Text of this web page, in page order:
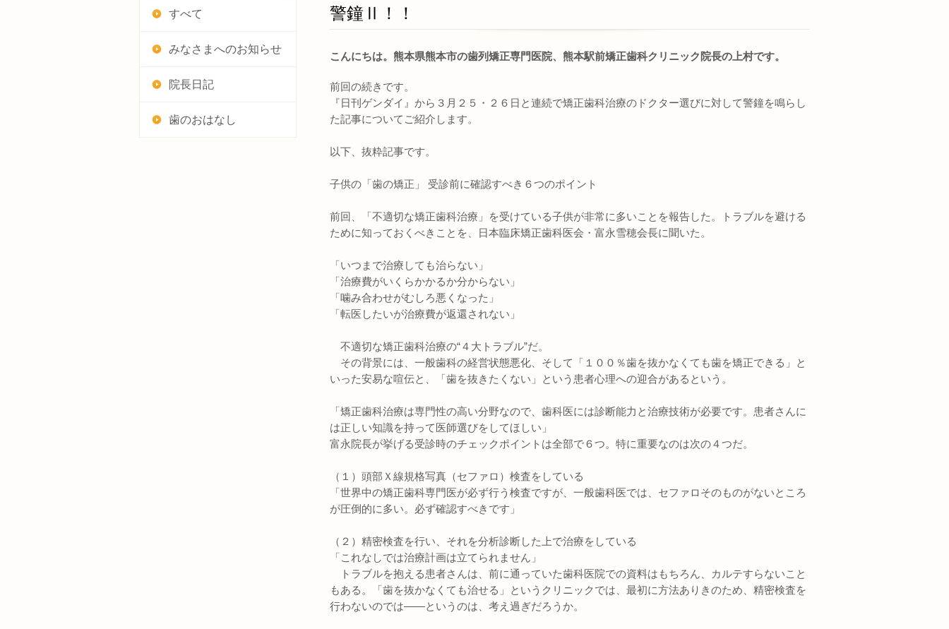
すべて
みなさまへのお知らせ
院長日記
歯のおはなし
警鐘Ⅱ！！
こんにちは。熊本県熊本市の歯列矯正専門医院、熊本駅前矯正歯科クリニック院長の上村です。
前回の続きです。
『日刊ゲンダイ』から３月２５・２６日と連続で矯正歯科治療のドクター選びに対して警鐘を鳴らし
た記事についてご紹介します。
以下、抜粋記事です。
子供の「歯の矯正」 受診前に確認すべき６つのポイント
前回、「不適切な矯正歯科治療」を受けている子供が非常に多いことを報告した。トラブルを避ける
ために知っておくべきことを、日本臨床矯正歯科医会・富永雪穂会長に聞いた。
「いつまで治療しても治らない」
「治療費がいくらかかるか分からない」
「噛み合わせがむしろ悪くなった」
「転医したいが治療費が返還されない」
不適切な矯正歯科治療の“４大トラブル”だ。
その背景には、一般歯科の経営状態悪化、そして「１００％歯を抜かなくても歯を矯正できる」と
いった安易な喧伝と、「歯を抜きたくない」という患者心理への迎合があるという。
「矯正歯科治療は専門性の高い分野なので、歯科医には診断能力と治療技術が必要です。患者さんに
は正しい知識を持って医師選びをしてほしい」
富永院長が挙げる受診時のチェックポイントは全部で６つ。特に重要なのは次の４つだ。
（１）頭部Ｘ線規格写真（セファロ）検査をしている
「世界中の矯正歯科専門医が必ず行う検査ですが、一般歯科医では、セファロそのものがないところ
が圧倒的に多い。必ず確認すべきです」
（２）精密検査を行い、それを分析診断した上で治療をしている
「これなしでは治療計画は立てられません」
トラブルを抱える患者さんは、前に通っていた歯科医院での資料はもちろん、カルテすらないこと
もある。「歯を抜かなくても治せる」というクリニックでは、最初に方法ありきのため、精密検査を
行わないのでは――というのは、考え過ぎだろうか。